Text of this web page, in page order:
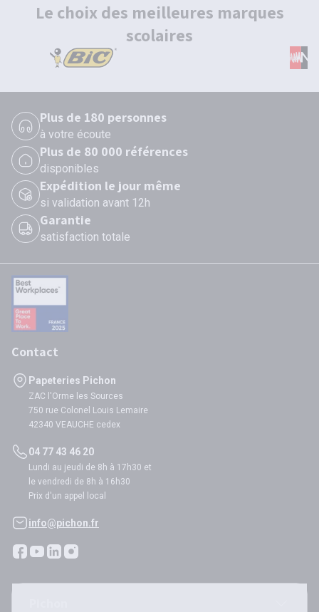
Le choix des meilleures marques
scolaires
Plus de 180 personnes
à votre écoute
Plus de 80 000 références
disponibles
Expédition le jour même
si validation avant 12h
Garantie
satisfaction totale
Contact
Papeteries Pichon
ZAC l'Orme les Sources
750 rue Colonel Louis Lemaire
42340 VEAUCHE cedex
04 77 43 46 20
Lundi au jeudi de 8h à 17h30 et
le vendredi de 8h à 16h30
Prix d'un appel local
info@pichon.fr